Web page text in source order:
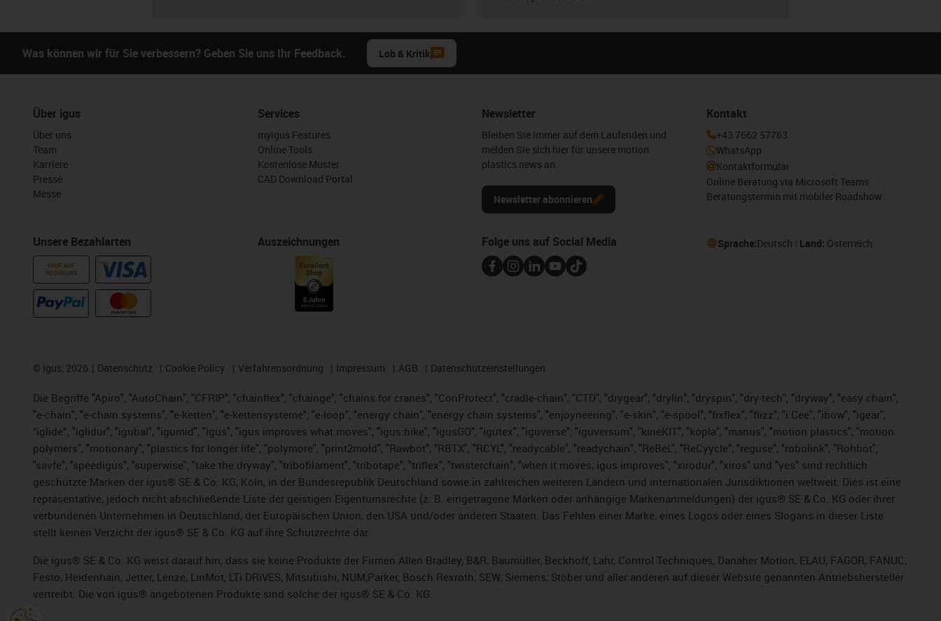
Was können wir für Sie verbessern? Geben Sie uns Ihr Feedback. Lob & Kritik
Über igus
Über uns
Team
Karriere
Presse
Messe
Unsere Bezahlarten
KAUF AUF
RECHNUNG
Services
myigus Features
Online Tools
Kostenlose Muster
CAD Download Portal
Auszeichnungen
Newsletter
Bleiben Sie immer auf dem Laufenden und
melden Sie sich hier für unsere motion
plastics news an.
Newsletter abonnieren
Kontakt
+43 7662 57763
WhatsApp
Kontaktformular
Online Beratung via Microsoft Teams
Beratungstermin mit mobiler Roadshow
Folge uns auf Social Media Sprache:Deutsch Land: Österreich
© igus, 2026 Datenschutz Cookie Policy Verfahrensordnung Impressum AGB Datenschutzeinstellungen
Die Begriffe "Apiro", "AutoChain", "CFRIP", "chainflex", "chainge", "chains for cranes", "ConProtect", "cradle-chain", "CTD", "drygear", "drylin", "dryspin", "dry-tech", "dryway", "easy chain",
"e-chain", "e-chain systems", "e-ketten", "e-kettensysteme", "e-loop", "energy chain", "energy chain systems", "enjoyneering", "e-skin", "e-spool", "fixflex", "flizz", "i.Cee", "ibow", "igear",
“iglide”, "iglidur", "igubal", "igumid", "igus", "igus improves what moves", "igus:bike", "igusGO", "igutex", "iguverse", "iguversum", "kineKIT", "kopla", "manus", "motion plastics", "motion
polymers", "motionary", "plastics for longer life", "polymore", "print2mold", "Rawbot", "RBTX", "RCYL", "readycable", "readychain", "ReBeL", "ReCyycle", "reguse", "robolink", "Rohbot",
"savfe", "speedigus", "superwise", "take the dryway", "tribofilament", "tribotape", "triflex", "twisterchain", "when it moves, igus improves", "xirodur", "xiros" und "yes" sind rechtlich
geschützte Marken der igus® SE & Co. KG, Köln, in der Bundesrepublik Deutschland sowie in zahlreichen weiteren Ländern und internationalen Jurisdiktionen weltweit. Dies ist eine
repräsentative, jedoch nicht abschließende Liste der geistigen Eigentumsrechte (z. B. eingetragene Marken oder anhängige Markenanmeldungen) der igus® SE & Co. KG oder ihrer
verbundenen Unternehmen in Deutschland, der Europäischen Union, den USA und/oder anderen Staaten. Das Fehlen einer Marke, eines Logos oder eines Slogans in dieser Liste
stellt keinen Verzicht der igus® SE & Co. KG auf ihre Schutzrechte dar.
Die igus® SE & Co. KG weist darauf hin, dass sie keine Produkte der Firmen Allen Bradley, B&R, Baumüller, Beckhoff, Lahr, Control Techniques, Danaher Motion, ELAU, FAGOR, FANUC,
Festo, Heidenhain, Jetter, Lenze, LinMot, LTi DRiVES, Mitsubishi, NUM,Parker, Bosch Rexroth, SEW, Siemens, Stöber und aller anderen auf dieser Website genannten Antriebshersteller
vertreibt. Die von igus® angebotenen Produkte sind solche der igus® SE & Co. KG.